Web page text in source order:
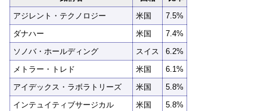
アジレント・テクノロジー
米国
7.5%
ダナハー
米国
7.4%
ソノバ・ホールディング
スイス
6.2%
メトラー・トレド
米国
6.1%
アイデックス・ラボラトリーズ
米国
5.8%
インテュイティブサージカル
米国
5.8%